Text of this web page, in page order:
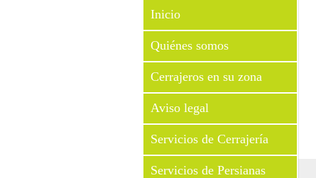
Inicio
Quiénes somos
Cerrajeros en su zona
Aviso legal
Servicios de Cerrajería
Servicios de Persianas